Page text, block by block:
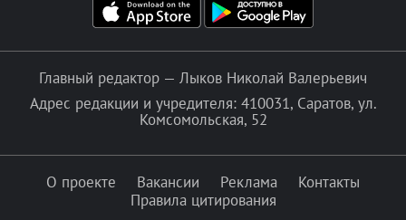
Главный редактор — Лыков Николай Валерьевич
Адрес редакции и учредителя: 410031, Саратов, ул.
Комсомольская, 52
О проекте Вакансии Реклама
Контакты
Правила цитирования